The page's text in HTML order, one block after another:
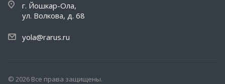
г. Йошкар-Ола,
ул. Волкова, д. 68
yola@rarus.ru
© 2026 Все права защищены.